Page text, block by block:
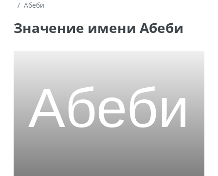
Абеби
Значение имени Абеби